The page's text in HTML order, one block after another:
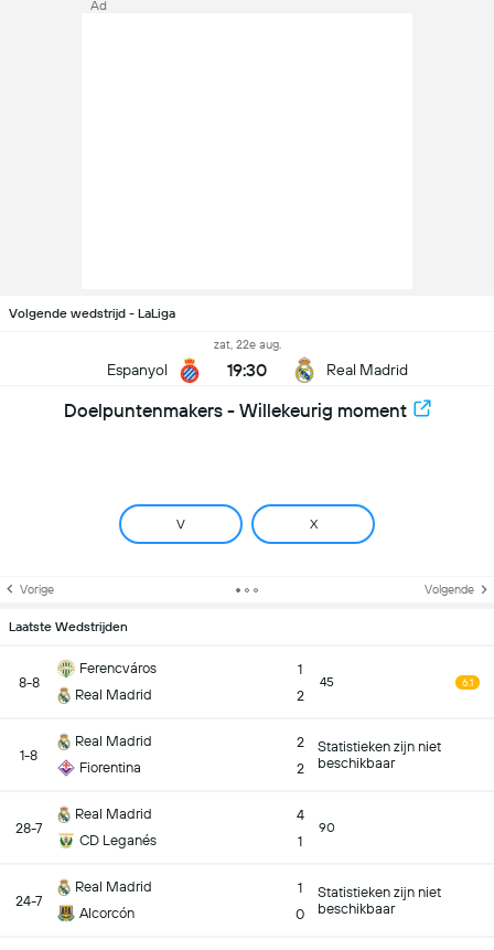
Ad
Volgende wedstrijd - LaLiga
Espanyol
zat, 22e aug.
19:30 Real Madrid
Doelpuntenmakers - Willekeurig moment
V X
Vorige Volgende
Laatste Wedstrijden
8-8
Ferencváros
Real Madrid
1
2
45 6.1
1-8
Real Madrid
Fiorentina
2
2
Statistieken zijn niet
beschikbaar
28-7
Real Madrid
CD Leganés
4
1
90
24-7
Real Madrid
Alcorcón
1
0
Statistieken zijn niet
beschikbaar